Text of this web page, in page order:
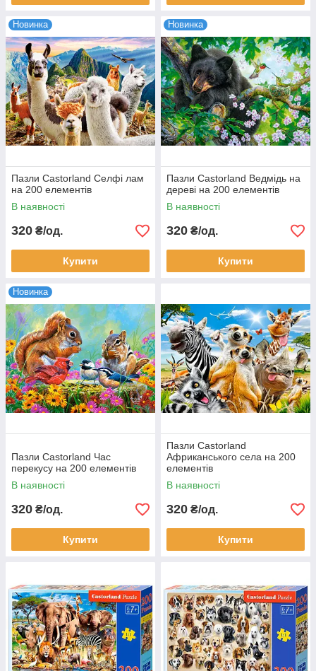
Новинка
Пазли Castorland Селфі лам
на 200 елементів
В наявності
320 ₴/од.
Купити
Новинка
Пазли Castorland Ведмідь на
дереві на 200 елементів
В наявності
320 ₴/од.
Купити
Новинка
Пазли Castorland Час
перекусу на 200 елементів
В наявності
320 ₴/од.
Купити
Пазли Castorland
Африканського села на 200
елементів
В наявності
320 ₴/од.
Купити